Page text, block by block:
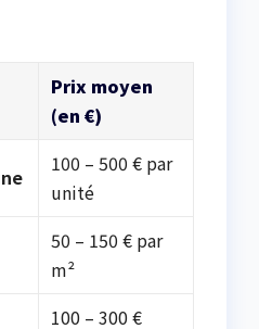
Prix moyen
(en €)
100 – 500 € par
unité
50 – 150 € par
m²
100 – 300 €